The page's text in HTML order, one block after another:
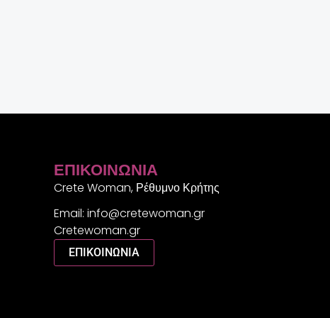
ΕΠΙΚΟΙΝΩΝΊΑ
Crete Woman, Ρέθυμνο Κρήτης
Email: info@cretewoman.gr
Cretewoman.gr
ΕΠΙΚΟΙΝΩΝΙΑ